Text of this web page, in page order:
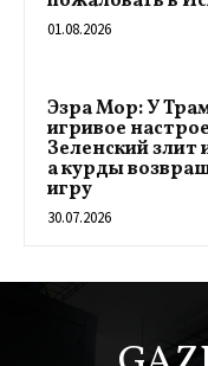
01.08.2026
Эзра Мор: У
игривое
Зеленский злит
а курды
игру
30.07.2026